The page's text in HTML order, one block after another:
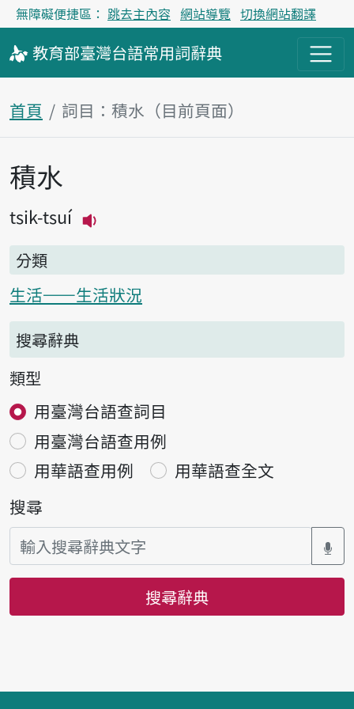
無障礙便捷區： 跳去主內容 網站導覽 切換網站翻譯
教育部臺灣台語常用詞辭典
首頁 詞目：積水（目前頁面）
主內容區塊
積水
tsik-tsuí
分類
生活——生活狀況
搜尋辭典
類型
用臺灣台語查詞目
用臺灣台語查用例
用華語查用例
用華語查全文
搜尋
搜尋辭典